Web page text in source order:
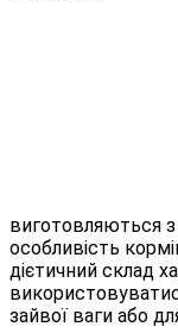
виготовляються з
особливість
дієтичний склад
зайвої ваги або